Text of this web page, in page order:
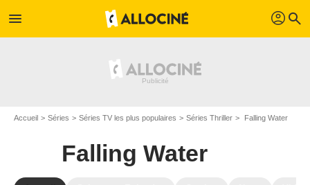
menu profil search
Accueil Séries Séries TV les plus populaires Séries Thriller Falling Water
Falling Water